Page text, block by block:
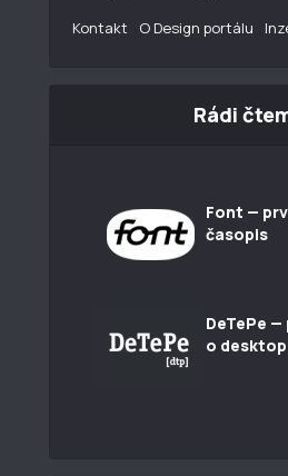
Kontakt O Design portálu
Rádi
Font —
časopis
DeTePe
o